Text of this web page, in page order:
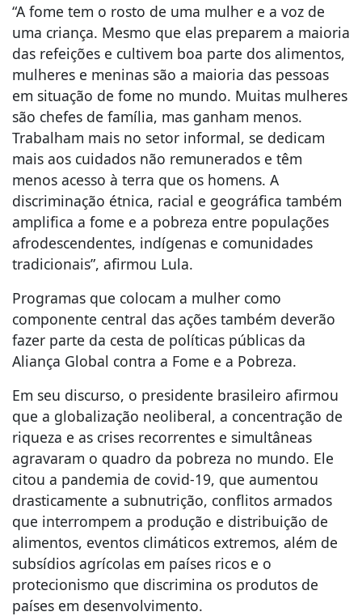
“A fome tem o rosto de uma mulher e a voz de
uma criança. Mesmo que elas preparem a maioria
das refeições e cultivem boa parte dos alimentos,
mulheres e meninas são a maioria das pessoas
em situação de fome no mundo. Muitas mulheres
são chefes de família, mas ganham menos.
Trabalham mais no setor informal, se dedicam
mais aos cuidados não remunerados e têm
menos acesso à terra que os homens. A
discriminação étnica, racial e geográfica também
amplifica a fome e a pobreza entre populações
afrodescendentes, indígenas e comunidades
tradicionais”, afirmou Lula.
Programas que colocam a mulher como
componente central das ações também deverão
fazer parte da cesta de políticas públicas da
Aliança Global contra a Fome e a Pobreza.
Em seu discurso, o presidente brasileiro afirmou
que a globalização neoliberal, a concentração de
riqueza e as crises recorrentes e simultâneas
agravaram o quadro da pobreza no mundo. Ele
citou a pandemia de covid-19, que aumentou
drasticamente a subnutrição, conflitos armados
que interrompem a produção e distribuição de
alimentos, eventos climáticos extremos, além de
subsídios agrícolas em países ricos e o
protecionismo que discrimina os produtos de
países em desenvolvimento.